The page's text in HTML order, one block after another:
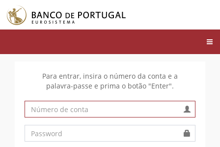
Para entrar, insira o número da conta e a
palavra-passe e prima o botão "Enter".